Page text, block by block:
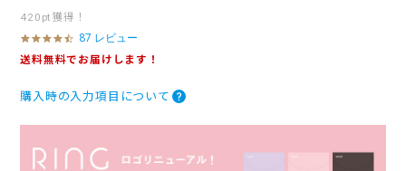
420pt獲得！
4
.
t
r
87 レビュー
送料無料でお届けします！
購入時の入力項目について